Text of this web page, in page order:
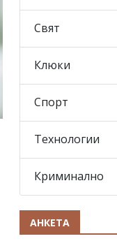
Свят
Клюки
Спорт
Технологии
Криминално
АНКЕТА